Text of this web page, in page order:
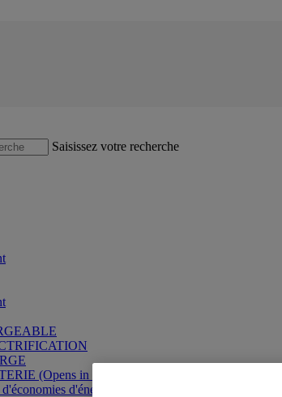
Saisissez votre recherche
(Opens in new window)
d'énergie)